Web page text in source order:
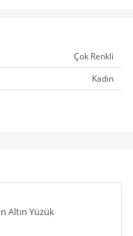
Çok Renkli
Kadın
Altın Yüzük